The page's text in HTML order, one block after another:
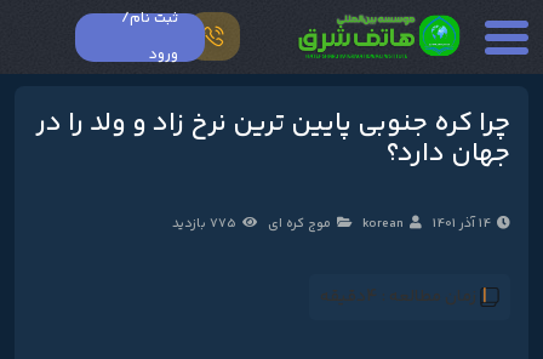
ثبت نام/
ورود
چرا کره جنوبی پایین ترین نرخ زاد و ولد را در
جهان دارد؟
14 آذر 1401 korean موج کره ای 775 بازدید
زمان مطالعه : 4دقیقه